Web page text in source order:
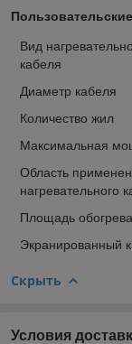
Вид
кабеля
Диаметр кабеля
Количество жил
Максимальная
Область
нагревательного
Площадь обогрева
Экранированный
Скрыть
Условия